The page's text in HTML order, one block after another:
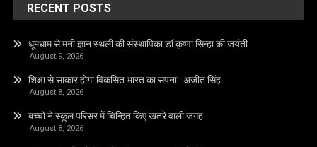
RECENT POSTS
धूमधाम से मनी ज्ञान स्थली की संस्थापिका डॉ कृष्णा सिन्हा की जयंती
August 9, 2026
शिक्षा से साकार होगा विकसित भारत का सपना : अजीत सिंह
August 8, 2026
बच्चों ने स्कूल परिसर में चिन्हित किए खतरे वाली जगह
August 8, 2026